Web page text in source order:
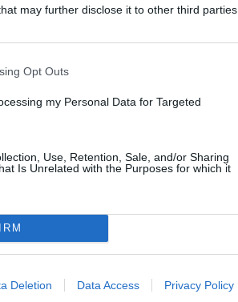
may further disclose it to other third parties.
Opt Outs
my Personal Data for Targeted
Use, Retention, Sale, and/or Sharing
Is Unrelated with the Purposes for which it
Deletion Data Access Privacy Policy